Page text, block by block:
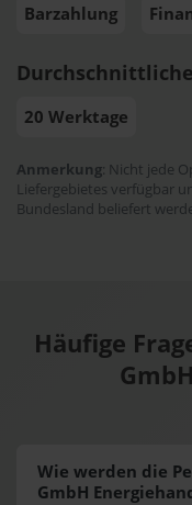
Barzahlung
20 Werktage
Anmerkung: Nicht jede
Liefergebietes verfügbar
Bundesland beliefert
Häufige
Wie werden die
GmbH